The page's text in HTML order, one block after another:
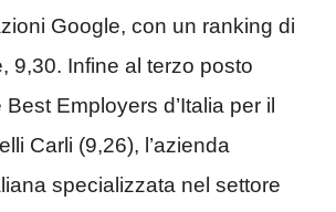
Google, con un ranking di
9,30. Infine al terzo posto
Employers d’Italia per il
Carli (9,26), l’azienda
specializzata nel settore